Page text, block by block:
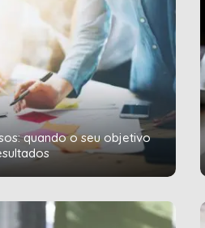
quando o seu objetivo